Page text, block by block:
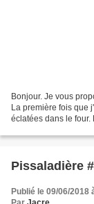
Bonjour. Je vous
La première fois que
éclatées dans le four.
Pissaladière
Publié le 09/06/2018